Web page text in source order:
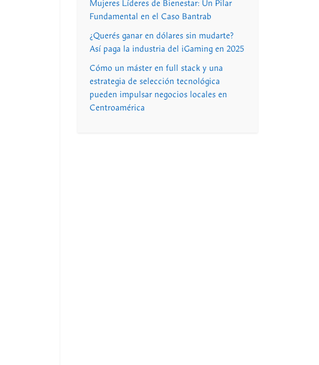
Mujeres Líderes de Bienestar: Un Pilar
Fundamental en el Caso Bantrab
¿Querés ganar en dólares sin mudarte?
Así paga la industria del iGaming en 2025
Cómo un máster en full stack y una
estrategia de selección tecnológica
pueden impulsar negocios locales en
Centroamérica